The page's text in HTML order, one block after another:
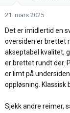
n
r
:
21. mars 2025
Det er imidlertid en
oversiden er brettet
akseptabel kvalitet,
er brettet rundt der.
er limt på
oppløsning. Klassisk
Sjekk andre reimer,